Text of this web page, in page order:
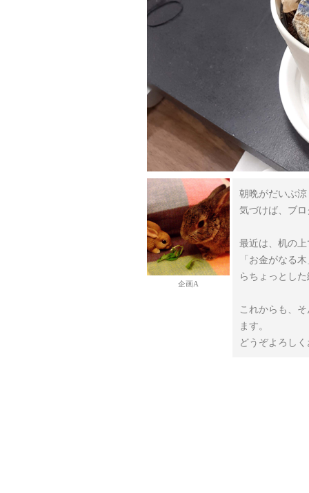
企画A
朝晩がだいぶ
気づけば、ブ
最近は、机の
「お金がなる
らちょっとし
これからも、
ます。
どうぞよろし